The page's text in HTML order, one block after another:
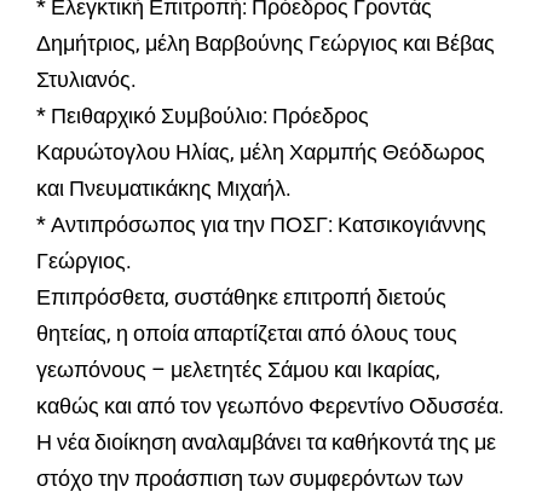
* Ελεγκτική Επιτροπή: Πρόεδρος Γροντάς
Δημήτριος, μέλη Βαρβούνης Γεώργιος και Βέβας
Στυλιανός.
* Πειθαρχικό Συμβούλιο: Πρόεδρος
Καρυώτογλου Ηλίας, μέλη Χαρμπής Θεόδωρος
και Πνευματικάκης Μιχαήλ.
* Αντιπρόσωπος για την ΠΟΣΓ: Κατσικογιάννης
Γεώργιος.
Επιπρόσθετα, συστάθηκε επιτροπή διετούς
θητείας, η οποία απαρτίζεται από όλους τους
γεωπόνους – μελετητές Σάμου και Ικαρίας,
καθώς και από τον γεωπόνο Φερεντίνο Οδυσσέα.
Η νέα διοίκηση αναλαμβάνει τα καθήκοντά της με
στόχο την προάσπιση των συμφερόντων των